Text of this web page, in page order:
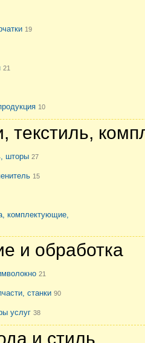
19
21
10
текстиль,
шторы 27
15
комплектующие,
и обработка
21
станки 90
услуг 38
и стиль